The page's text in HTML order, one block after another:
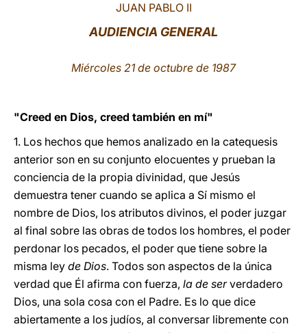
JUAN PABLO II
AUDIENCIA GENERAL
Miércoles 21 de octubre de 1987
"Creed en Dios, creed también en mí"
1. Los hechos que hemos analizado en la catequesis
anterior son en su conjunto elocuentes y prueban la
conciencia de la propia divinidad, que Jesús
demuestra tener cuando se aplica a Sí mismo el
nombre de Dios, los atributos divinos, el poder juzgar
al final sobre las obras de todos los hombres, el poder
perdonar los pecados, el poder que tiene sobre la
misma ley de Dios. Todos son aspectos de la única
verdad que Él afirma con fuerza, la de serverdadero
Dios, una sola cosa con el Padre. Es lo que dice
abiertamente a los judíos, al conversar libremente con